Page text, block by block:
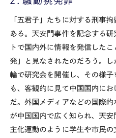
「五君子」たちに対する刑事
ある。天安門事件を記念する
トで国内外に情報を発信した
発」と見なされたのだろう。
輪で研究会を開催し、その様
も、客観的に見て中国国内に
だ。外国メディアなどの国際
が中国国内で広く知られ、天
主化運動のように学生や市民